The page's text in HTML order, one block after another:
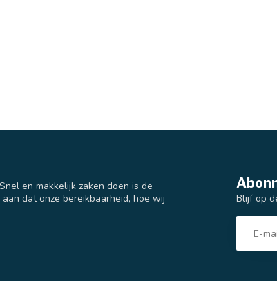
en makkelijk zaken doen is de
dat onze bereikbaarheid, hoe wij
Blijf op